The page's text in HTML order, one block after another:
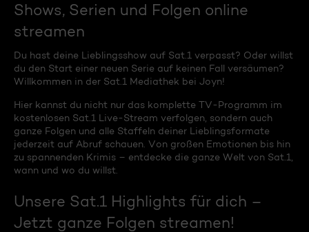
Shows, Serien und Folgen online
streamen
Du hast deine Lieblingsshow auf Sat.1 verpasst? Oder willst
du den Start einer neuen Serie auf keinen Fall versäumen?
Willkommen in der Sat.1 Mediathek bei Joyn!
Hier kannst du nicht nur das komplette TV-Programm im
kostenlosen Sat.1 Live-Stream verfolgen, sondern auch
ganze Folgen und alle Staffeln deiner Lieblingsformate
jederzeit auf Abruf schauen. Von großen Emotionen bis hin
zu spannenden Krimis – entdecke die ganze Welt von Sat.1,
wann und wo du willst.
Unsere Sat.1 Highlights für dich –
Jetzt ganze Folgen streamen!